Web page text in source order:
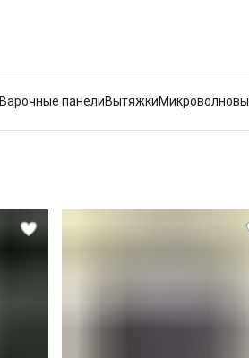
Варочные панелиВытяжки